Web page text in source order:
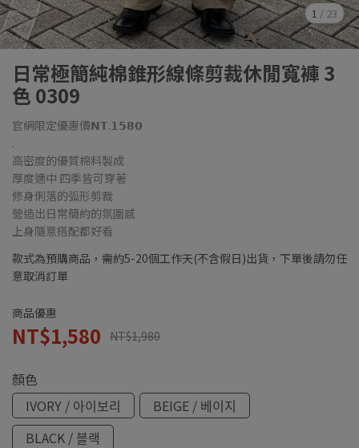
1 / 23
日常極簡純棉錐形線條剪裁休閒寬褲 3
色 0309
官網限定優惠價𝗡𝗧.𝟭𝟱𝟴𝟬
.
高密度的優質棉料製成
厚度適中 四季皆可穿著
修身俐落的弧形剪裁
營造出日常簡約的氛圍感
上身隨意搭配都好看
款式為預購商品，需約5-20個工作天(不含假日)出貨，下單後請勿任
意取消訂單
商品優惠
NT$1,580 NT$1,980
顏色
IVORY / 아이보리
BEIGE / 베이지
BLACK / 블랙